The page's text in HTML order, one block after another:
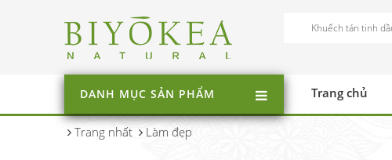
DANH MỤC SẢN PHẨM Trang chủ
Trang nhất Làm đẹp